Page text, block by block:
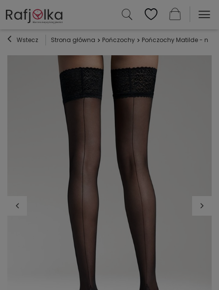
Wstecz Strona główna Pończochy Pończochy Matilde - nero